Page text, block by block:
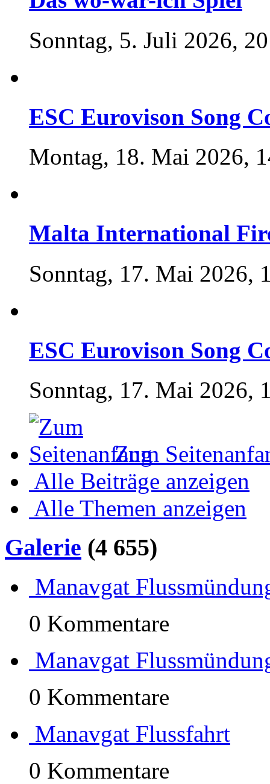
Sonntag, 5. Juli 2026,
ESC Eurovison Song
Montag, 18. Mai 2026,
Malta International
Sonntag, 17. Mai 2026,
ESC Eurovison Song
Sonntag, 17. Mai 2026,
Zum
Alle Beiträge anzeigen
Alle Themen anzeigen
Galerie (4 655)
Manavgat
0 Kommentare
Manavgat
0 Kommentare
Manavgat Flussfahrt
0 Kommentare